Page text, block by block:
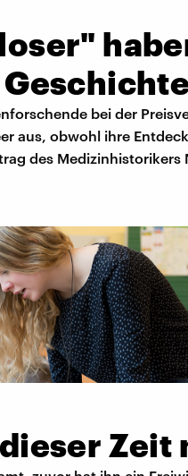
bei der
aus, obwohl ihre
des Medizinhistorikers
Zeit